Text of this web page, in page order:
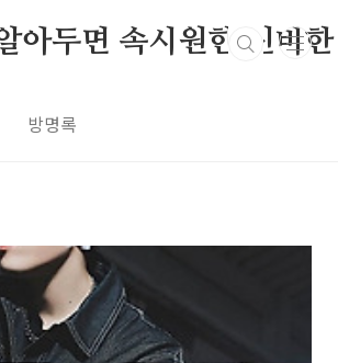
아두면 속시원한 신비한
방명록